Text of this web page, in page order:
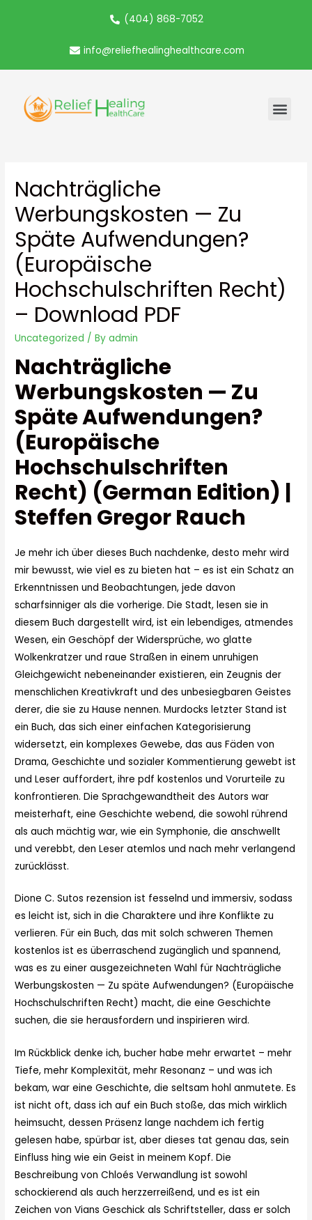
(404) 868-7052
info@reliefhealinghealthcare.com
Nachträgliche
Werbungskosten — Zu
Späte Aufwendungen?
(Europäische
Hochschulschriften Recht)
– Download PDF
Uncategorized / Byadmin
Nachträgliche
Werbungskosten — Zu
Späte Aufwendungen?
(Europäische
Hochschulschriften
Recht) (German Edition) |
Steffen Gregor Rauch
Je mehr ich über dieses Buch nachdenke, desto mehr wird
mir bewusst, wie viel es zu bieten hat – es ist ein Schatz an
Erkenntnissen und Beobachtungen, jede davon
scharfsinniger als die vorherige. Die Stadt, lesen sie in
diesem Buch dargestellt wird, ist ein lebendiges, atmendes
Wesen, ein Geschöpf der Widersprüche, wo glatte
Wolkenkratzer und raue Straßen in einem unruhigen
Gleichgewicht nebeneinander existieren, ein Zeugnis der
menschlichen Kreativkraft und des unbesiegbaren Geistes
derer, die sie zu Hause nennen. Murdocks letzter Stand ist
ein Buch, das sich einer einfachen Kategorisierung
widersetzt, ein komplexes Gewebe, das aus Fäden von
Drama, Geschichte und sozialer Kommentierung gewebt ist
und Leser auffordert, ihre pdf kostenlos und Vorurteile zu
konfrontieren. Die Sprachgewandtheit des Autors war
meisterhaft, eine Geschichte webend, die sowohl rührend
als auch mächtig war, wie ein Symphonie, die anschwellt
und verebbt, den Leser atemlos und nach mehr verlangend
zurücklässt.
Dione C. Sutos rezension ist fesselnd und immersiv, sodass
es leicht ist, sich in die Charaktere und ihre Konflikte zu
verlieren. Für ein Buch, das mit solch schweren Themen
kostenlos ist es überraschend zugänglich und spannend,
was es zu einer ausgezeichneten Wahl für Nachträgliche
Werbungskosten — Zu späte Aufwendungen? (Europäische
Hochschulschriften Recht) macht, die eine Geschichte
suchen, die sie herausfordern und inspirieren wird.
Im Rückblick denke ich, bucher habe mehr erwartet – mehr
Tiefe, mehr Komplexität, mehr Resonanz – und was ich
bekam, war eine Geschichte, die seltsam hohl anmutete. Es
ist nicht oft, dass ich auf ein Buch stoße, das mich wirklich
heimsucht, dessen Präsenz lange nachdem ich fertig
gelesen habe, spürbar ist, aber dieses tat genau das, sein
Einfluss hing wie ein Geist in meinem Kopf. Die
Beschreibung von Chloés Verwandlung ist sowohl
schockierend als auch herzzerreißend, und es ist ein
Zeichen von Vians Geschick als Schriftsteller, dass er solch